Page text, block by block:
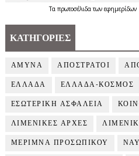
Τα πρωτοσέλιδατων εφημερίδων
ΚΑΤΗΓΟΡΙΕΣ
ΑΜΥΝΑ ΑΠΟΣΤΡΑΤΟΙ
ΕΛΛΑΔΑ ΕΛΛΑΔΑ-ΚΟΣΜΟΣ
ΕΣΩΤΕΡΙΚΗ ΑΣΦΑΛΕΙΑ
ΛΙΜΕΝΙΚΕΣ ΑΡΧΕΣ
ΜΕΡΙΜΝΑ ΠΡΟΣΩΠΙΚΟΥ